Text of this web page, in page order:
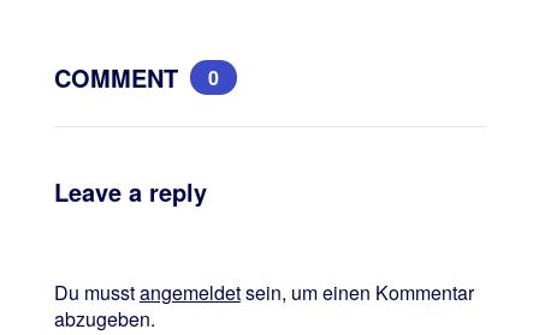
COMMENT 0
Leave a reply
Du musstangemeldetsein, um einen Kommentar
abzugeben.